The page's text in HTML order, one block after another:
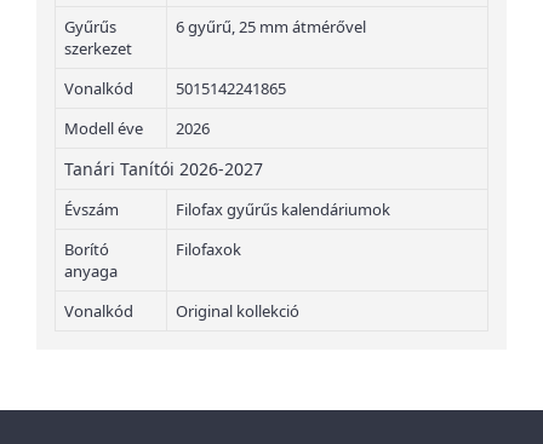
Gyűrűs
szerkezet
6 gyűrű, 25 mm átmérővel
Vonalkód
5015142241865
Modell éve
2026
Tanári Tanítói 2026-2027
Évszám
Filofax gyűrűs kalendáriumok
Borító
anyaga
Filofaxok
Vonalkód Original kollekció